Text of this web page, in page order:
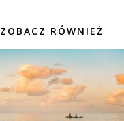
ZOBACZ RÓWNIEŻ